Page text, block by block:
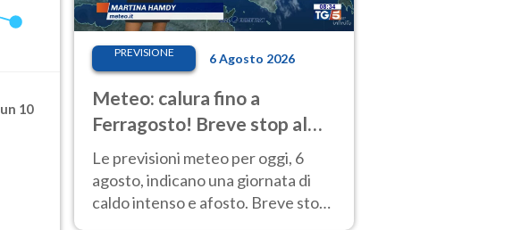
10
PREVISIONE 6 Agosto 2026
Meteo: calura fino a
Ferragosto! Breve stop al
Nord tra 7 e 9 agosto
Le previsioni meteo per oggi, 6
agosto, indicano una giornata di
caldo intenso e afosto. Breve stop